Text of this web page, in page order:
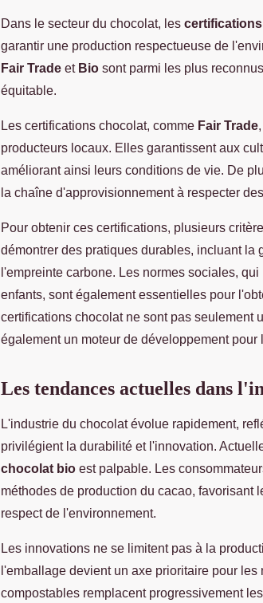
Dans le secteur du chocolat, les
garantir une production respectueuse de
Fair Trade et Bio sont parmi les plus
équitable.
Les certifications chocolat, comme Fair Trade
producteurs locaux. Elles garantissent aux
améliorant ainsi leurs conditions de vie. De
la chaîne d'approvisionnement à respecter
Pour obtenir ces certifications, plusieurs
démontrer des pratiques durables, incluant
l'empreinte carbone. Les normes sociales,
enfants, sont également essentielles pour
certifications chocolat ne sont pas seulement
également un moteur de développement pour
Les tendances actuelles dans
L'industrie du chocolat évolue rapidement,
privilégient la durabilité et l'innovation.
chocolat bio est palpable. Les
méthodes de production du cacao, favorisant
respect de l'environnement.
Les innovations ne se limitent pas à la
l'emballage devient un axe prioritaire pour
compostables remplacent progressivement